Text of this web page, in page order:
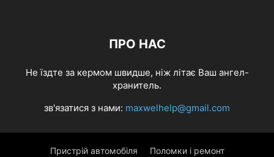
ПРО НАС
Не їздте за кермом швидше, ніж літає Ваш ангел-
хранитель.
зв'язатися з нами: maxwelhelp@gmail.com
Пристрій автомобіля Поломки і ремонт